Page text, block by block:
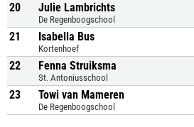
20 Julie Lambrichts
De Regenboogschool
21 Isabella Bus
Kortenhoef
22 Fenna Struiksma
St. Antoniusschool
23 Towi van Mameren
De Regenboogschool